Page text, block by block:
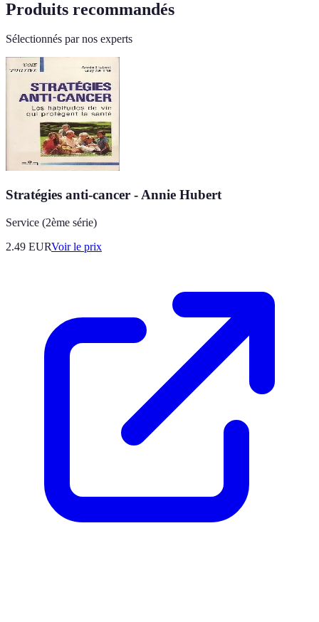
Produits recommandés
Sélectionnés par nos experts
Stratégies anti-cancer - Annie Hubert
Service (2ème série)
2.49 EURVoir le prix